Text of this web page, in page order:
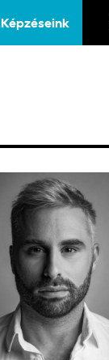
Képzéseink